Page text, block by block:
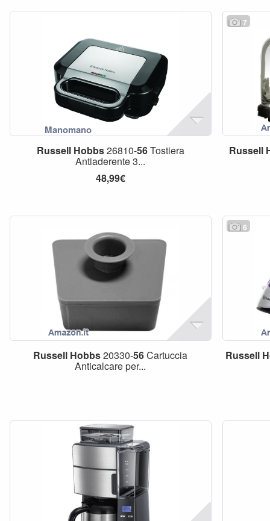
Russell Hobbs26810-56Tostiera
Antiaderente 3...
48,99€
7
Russell
Russell Hobbs20330-56Cartuccia
Anticalcare per...
6
Russell